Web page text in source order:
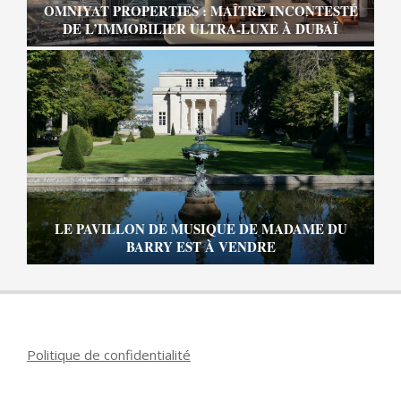
OMNIYAT PROPERTIES : MAÎTRE INCONTESTÉ
DE L’IMMOBILIER ULTRA-LUXE À DUBAÏ
LE PAVILLON DE MUSIQUE DE MADAME DU
BARRY EST À VENDRE
Politique de confidentialité